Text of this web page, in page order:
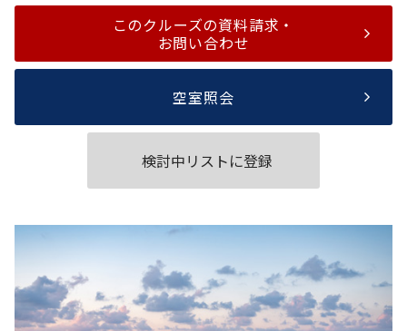
このクルーズの資料請求・
お問い合わせ
空室照会
検討中リストに登録